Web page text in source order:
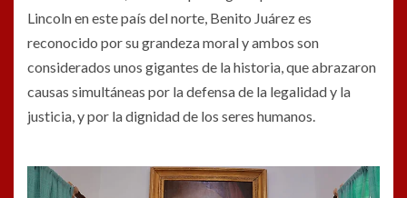
Lincoln en este país del norte, Benito Juárez es
reconocido por su grandeza moral y ambos son
considerados unos gigantes de la historia, que abrazaron
causas simultáneas por la defensa de la legalidad y la
justicia, y por la dignidad de los seres humanos.